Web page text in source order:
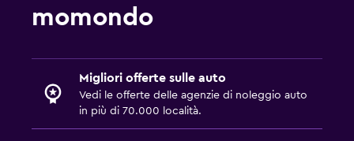
momondo
Migliori offerte sulle auto
Vedi le offerte delle agenzie di noleggio auto
in più di 70.000 località.